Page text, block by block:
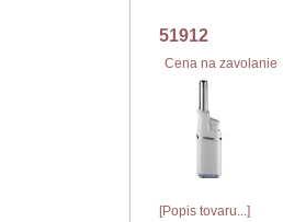
51912
Cena na zavolanie
[Popis tovaru...]